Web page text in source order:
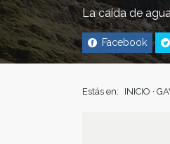
La caída de
Facebook
Estás en: INICIO ·